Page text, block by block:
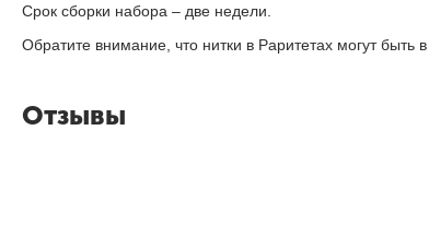
Срок сборки набора – две недели.
Обратите внимание, что нитки в Раритетах могут
Отзывы